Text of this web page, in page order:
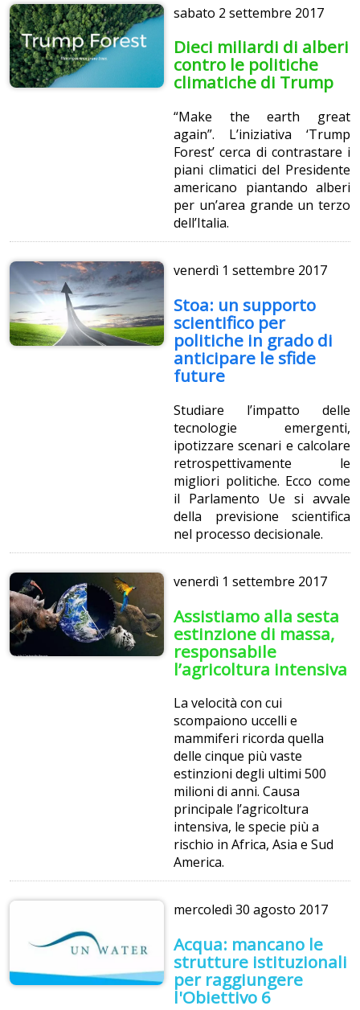
sabato 2 settembre 2017
Dieci miliardi di alberi
contro le politiche
climatiche di Trump
“Make the earth great
again”. L’iniziativa ‘Trump
Forest’ cerca di contrastare i
piani climatici del Presidente
americano piantando alberi
per un’area grande un terzo
dell’Italia.
venerdì 1 settembre 2017
Stoa: un supporto
scientifico per
politiche in grado di
anticipare le sfide
future
Studiare l’impatto delle
tecnologie emergenti,
ipotizzare scenari e calcolare
retrospettivamente le
migliori politiche. Ecco come
il Parlamento Ue si avvale
della previsione scientifica
nel processo decisionale.
venerdì 1 settembre 2017
Assistiamo alla sesta
estinzione di massa,
responsabile
l’agricoltura intensiva
La velocità con cui
scompaiono uccelli e
mammiferi ricorda quella
delle cinque più vaste
estinzioni degli ultimi 500
milioni di anni. Causa
principale l’agricoltura
intensiva, le specie più a
rischio in Africa, Asia e Sud
America.
mercoledì30 agosto 2017
Acqua: mancano le
strutture istituzionali
per raggiungere
l'Obiettivo 6